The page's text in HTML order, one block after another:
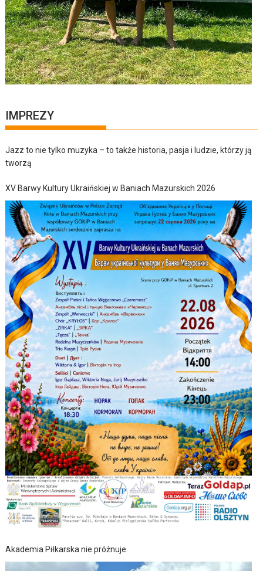
IMPREZY
Jazz to nie tylko muzyka – to także historia, pasja i ludzie, którzy ją
tworzą
XV Barwy Kultury Ukraińskiej w Baniach Mazurskich 2026
Akademia Piłkarska nie próżnuje